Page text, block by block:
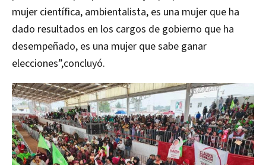
mujer científica, ambientalista, es una mujer que ha
dado resultados en los cargos de gobierno que ha
desempeñado, es una mujer que sabe ganar
elecciones”,concluyó.